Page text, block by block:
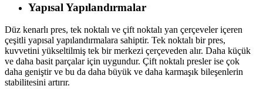
Yapısal Yapılandırmalar
Düz kenarlı pres, tek noktalı ve çift noktalı yan çerçeveler içeren
çeşitli yapısal yapılandırmalara sahiptir. Tek noktalı bir pres,
kuvvetini yükseltilmiş tek bir merkezi çerçeveden alır. Daha küçük
ve daha basit parçalar için uygundur. Çift noktalı presler ise çok
daha geniştir ve bu da daha büyük ve daha karmaşık bileşenlerin
stabilitesini artırır.